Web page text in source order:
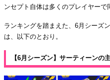
ンセプト自体は多くのプレイヤーで
ランキングを踏まえた、6月シーズ
は、以下のとおり。
【6月シーズン】サーティーンの